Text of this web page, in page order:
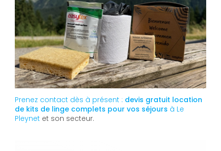
Prenez contact dès à présent : devis gratuit location
de kits de linge complets pour vos séjours à Le
Pleynet et son secteur.